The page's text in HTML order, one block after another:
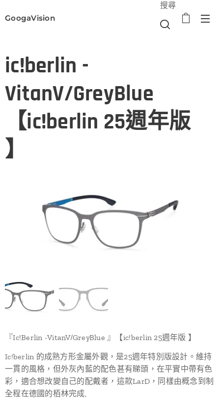
GoogaVision
搜尋
ic!berlin -
VitanV/GreyBlue
【ic!berlin 25週年版
】
『Ic!Berlin -VitanV/GreyBlue 』【ic!berlin 25週年版 】
Ic!berlin 的成熟方形金屬外觀，是25週年特別版設計。維持
一貫的風格，但外灰內藍的配色甚有睇頭，在平實中帶有色
彩，適合想改變自己的配戴者，這款LarD，同樣由概念到制
全程在德國的栢林完成,